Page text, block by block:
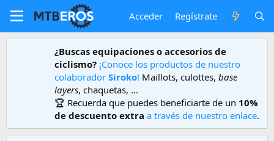
Acceder Regístrate
¿Buscas equipaciones o accesorios de
ciclismo? ¡Conoce los productos de nuestro
colaborador Siroko! Maillots, culottes, base
layers, chaquetas, ...
🏆 Recuerda que puedes beneficiarte de un 10%
de descuento extra a través de nuestro enlace.